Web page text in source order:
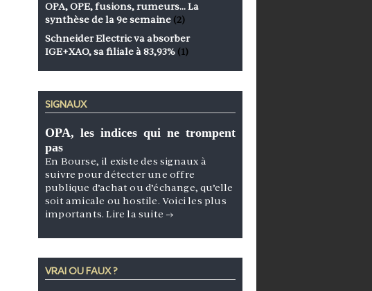
OPA, OPE, fusions, rumeurs… La
synthèse de la 9e semaine (2)
Schneider Electric va absorber
IGE+XAO, sa filiale à 83,93% (1)
SIGNAUX
OPA, les indices qui ne trompent
pas
En Bourse, il existe des signaux à
suivre pour détecter une offre
publique d’achat ou d’échange, qu’elle
soit amicale ou hostile. Voici les plus
importants.Lire la suite →
VRAI OU FAUX ?